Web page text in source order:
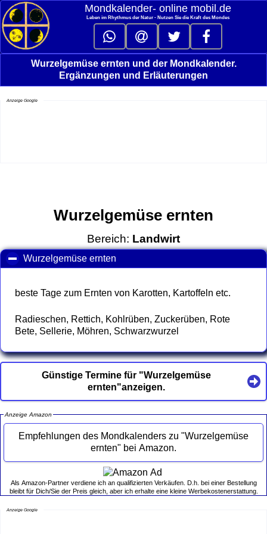
Mondkalender‑ online mobil.de
Leben im Rhythmus der Natur - Nutzen Sie die Kraft des Mondes
Wurzelgemüse ernten und der Mondkalender.
Ergänzungen und Erläuterungen
Anzeige Google
Wurzelgemüse ernten
Bereich: Landwirt
Wurzelgemüse ernten
beste Tage zum Ernten von Karotten, Kartoffeln etc.
Radieschen, Rettich, Kohlrüben, Zuckerüben, Rote
Bete, Sellerie, Möhren, Schwarzwurzel
Günstige Termine für "Wurzelgemüse
ernten"anzeigen.
Anzeige Amazon
Empfehlungen des Mondkalenders zu "Wurzelgemüse
ernten" bei Amazon.
Als Amazon-Partner verdiene ich an qualifizierten Verkäufen. D.h. bei einer Bestellung
bleibt für Dich/Sie der Preis gleich, aber ich erhalte eine kleine Werbekostenerstattung.
Anzeige Google